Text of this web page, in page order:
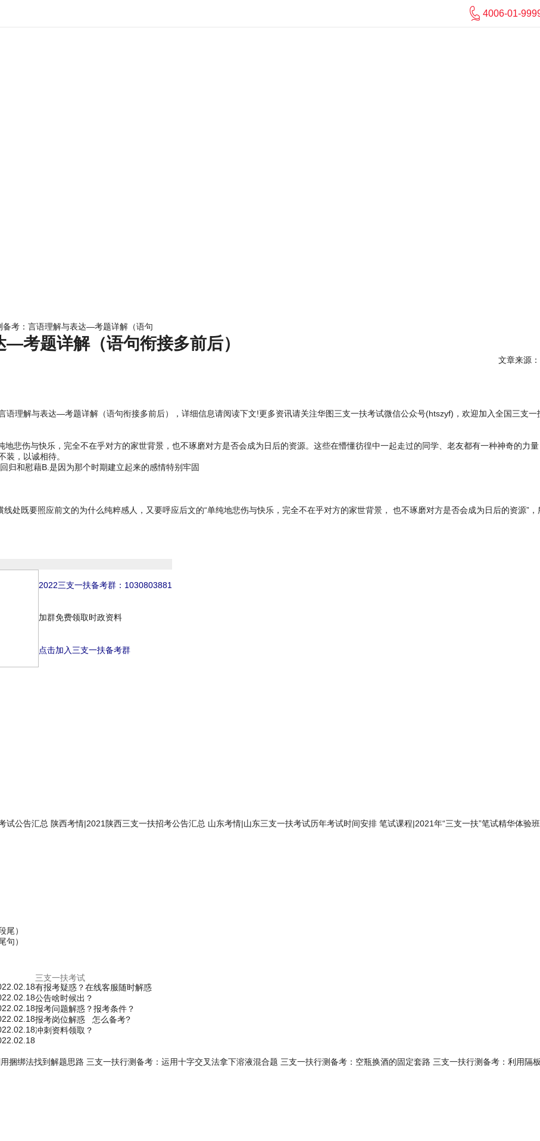
4006-01-
备考：言语理解与表达—考题详解（语句
考题详解（语句衔接多前后）
文章来源
语理解与表达—考题详解（语句衔接多前后）
，详细信息请阅读下文!更多资讯请关注华图三支一扶考试微信公众号(htszyf)，欢迎加入全国三支一
地悲伤与快乐，完全不在乎对方的家世背景，也不琢磨对方是否会成为日后的资源。这些在懵懂彷徨中一起走过的同学、老友都有一种神奇的力
装，以诚相待。
归和慰藉B.是因为那个时期建立起来的感情特别牢固
线处既要照应前文的为什么纯粹感人，又要呼应后文的“单纯地悲伤与快乐，完全不在乎对方的家世背景， 也不琢磨对方是否会成为日后的资源”
2022三支一扶备考群： 1030803881
加群免费领取时政资料
点击加入三支一扶备考群
试公告汇总 陕西考情|2021陕西三支一扶招考公告汇总 山东考情|山东三支一扶考试历年考试时间安排 笔试课程|2021年“三支一扶”笔试精华体验班
尾）
句）
捆绑法找到解题思路 三支一扶行测备考：运用十字交叉法拿下溶液混合题 三支一扶行测备考：空瓶换酒的固定套路 三支一扶行测备考：利用隔
有报考疑惑？在线客服随时解惑
公告啥时候出？
报考问题解惑？报考条件？
报考岗位解惑 怎么备考?
冲刺资料领取？